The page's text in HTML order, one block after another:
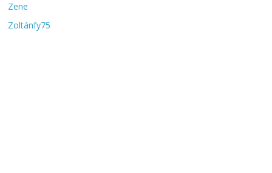
Zene
Zoltánfy75